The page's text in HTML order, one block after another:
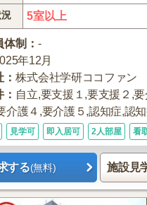
5室以上
体制 ：-
年12月
：株式会社学研ココファン
： 自立,要支援１,要支援２,
介護４,要介護５,認知症,認
見学可 即入居可 2人部屋 看
する(無料) 施設見